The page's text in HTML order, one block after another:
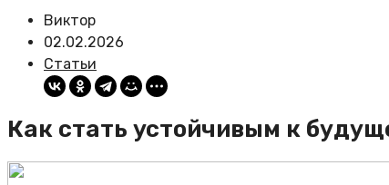
Виктор
02.02.2026
Статьи
Как стать устойчивым к